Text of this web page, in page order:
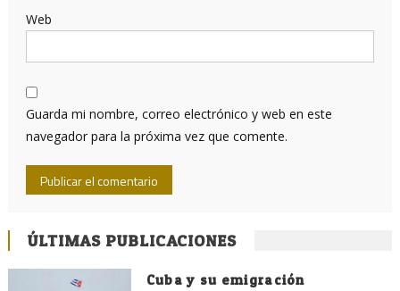
Web
Guarda mi nombre, correo electrónico y web en este
navegador para la próxima vez que comente.
ÚLTIMAS PUBLICACIONES
Cuba y su emigración